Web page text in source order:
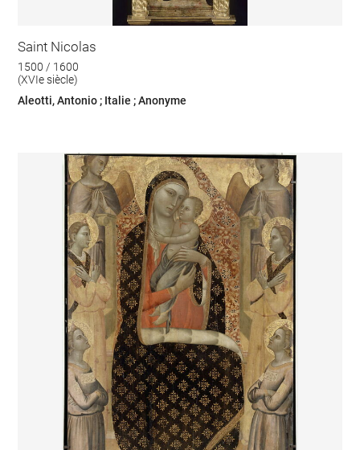
Saint Nicolas
1500 / 1600
(XVIe siècle)
Aleotti, Antonio ; Italie ; Anonyme